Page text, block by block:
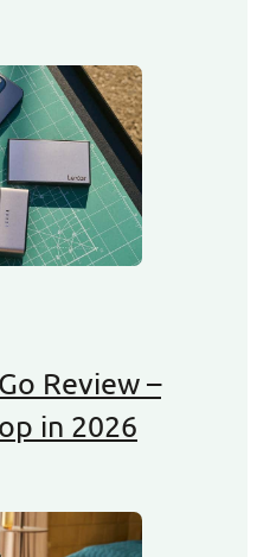
Review –
in 2026